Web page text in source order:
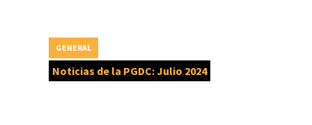
Noticias de la PGDC: Julio 2024
GENERAL